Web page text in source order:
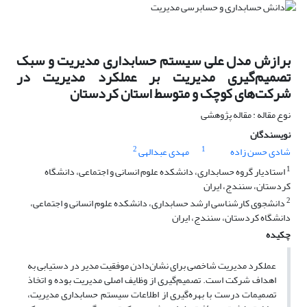
برازش مدل علی سیستم حسابداری مدیریت و سبک
تصمیم‌گیری مدیریت بر عملکرد مدیریت در
شرکت‌های کوچک و متوسط استان کردستان
نوع مقاله : مقاله پژوهشی
نویسندگان
شادی حسن زاده
1 مهدی عبدالهی2
1استادیار گروه حسابداری، دانشکده علوم انسانی و اجتماعی، دانشگاه
کردستان، سنندج، ایران
2دانشجوی کارشناسی ارشد حسابداری، دانشکده علوم انسانی و اجتماعی،
دانشگاه کردستان، سنندج، ایران
چکیده
عملکرد مدیریت شاخصی برای نشان‌دادن موفقیت مدیر در دستیابی به
اهداف شرکت است. تصمیم‌گیری از وظایف اصلی مدیریت بوده و اتخاذ
تصمیمات درست با بهره‌گیری از اطلاعات سیستم حسابداری مدیریت،